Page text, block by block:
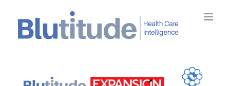
contenido